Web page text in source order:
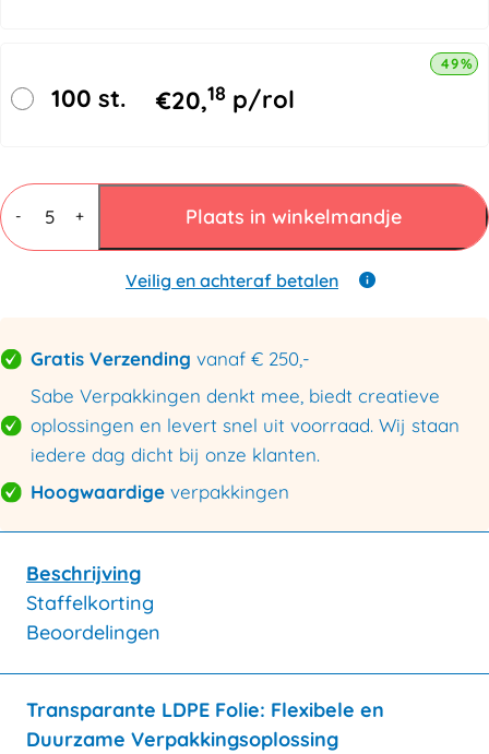
100 st. €20,18 p/rol
49%
-
LDPE
Folie
100cmx100mtr
20my
+ Plaats in winkelmandje
Veilig en achteraf betalen
Gratis Verzending vanaf € 250,-
Sabe Verpakkingen denkt mee, biedt creatieve
oplossingen en levert snel uit voorraad. Wij staan
iedere dag dicht bij onze klanten.
Hoogwaardige verpakkingen
Beschrijving
Staffelkorting
Beoordelingen
Transparante LDPE Folie: Flexibele en
Duurzame Verpakkingsoplossing